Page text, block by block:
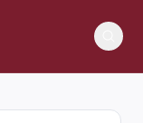
Unidos